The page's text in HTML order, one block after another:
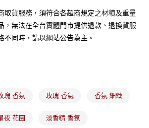
單，「大哥付你分期」於每月結算日後寄送繳費提
後，可選擇「超商條碼／台灣大直營門市／銀行轉
」等通路繳費。
後，依約使用本公司帳單繳交帳款。
地址）提供予台灣大哥大進項蒐集、處理及利用，
詳閱以下連結：
https://oppay.tw/userRule
含以上)免運費
含以上)免運費
含以上)免運費
取貨服務，須符合各超商規定之材積及重量
，無法在全台實體門市提供退款、退換貨服
不同時，請以網站公告為主。
瑰 香氛 玫瑰 香氣 香氛 細緻
夜 花園 淡香精 香氛